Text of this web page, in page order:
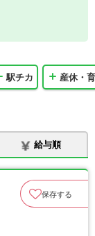
駅チカ 産休・
給与順
保存する